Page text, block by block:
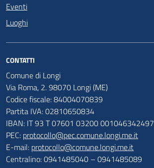
Eventi
Luoghi
CONTATTI
Comune di Longi
Via Roma, 2. 98070 Longi (ME)
Codice fiscale: 84004070839
Partita IVA: 02810650834
IBAN: IT 93 T 07601 03200 001046342497
PEC: protocollo@pec.comune.longi.me.it
E-mail: protocollo@comune.longi.me.it
Centralino: 0941485040 – 0941485089